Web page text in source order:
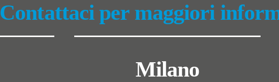
Contattaci per maggiori
Milano